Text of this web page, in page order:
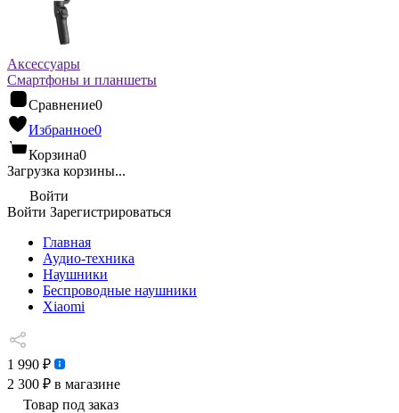
Аксессуары
Смартфоны и планшеты
Сравнение0
Избранное0
Корзина0
Загрузка корзины...
Войти
Войти Зарегистрироваться
Главная
Аудио-техника
Наушники
Беспроводные наушники
Xiaomi
1 990 ₽
2 300 ₽ в магазине
Товар под заказ